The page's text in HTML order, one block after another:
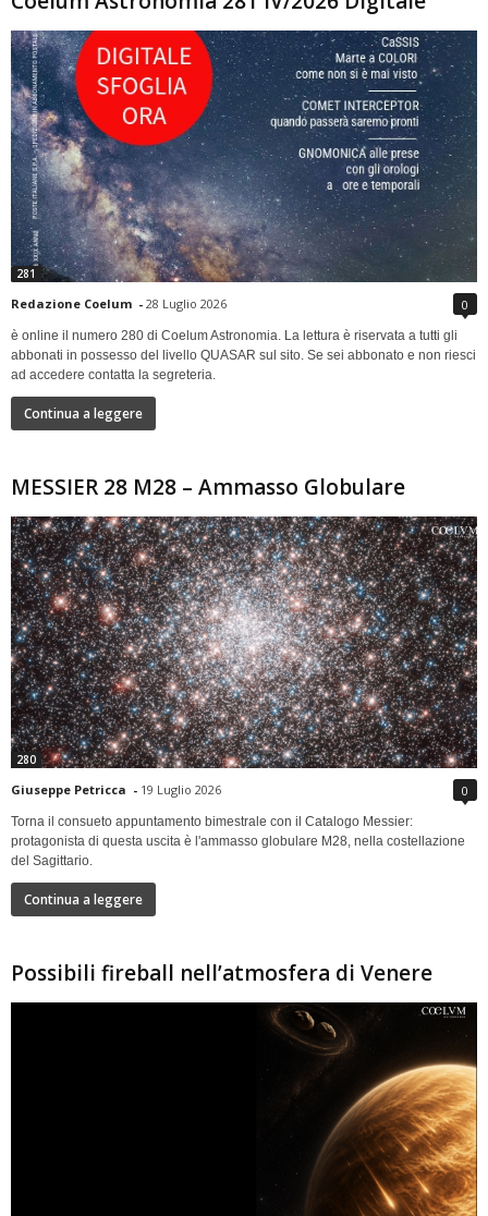
281
Redazione Coelum - 28 Luglio 2026 0
è online il numero 280 di Coelum Astronomia. La lettura è riservata a tutti gli
abbonati in possesso del livello QUASAR sul sito. Se sei abbonato e non riesci
ad accedere contatta la segreteria.
Continua a leggere
MESSIER 28 M28 – Ammasso Globulare
280
Giuseppe Petricca - 19 Luglio 2026 0
Torna il consueto appuntamento bimestrale con il Catalogo Messier:
protagonista di questa uscita è l'ammasso globulare M28, nella costellazione
del Sagittario.
Continua a leggere
Possibili fireball nell’atmosfera di Venere